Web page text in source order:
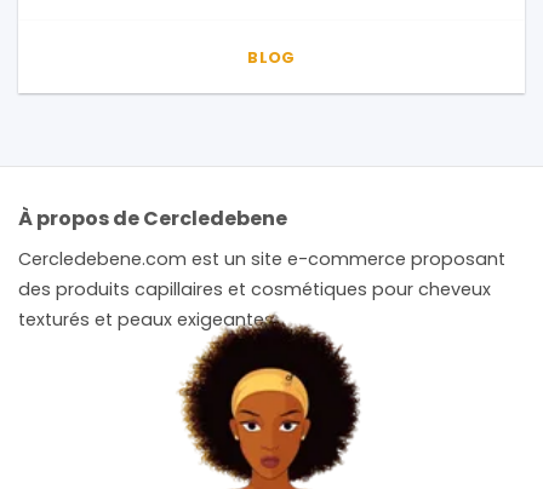
BLOG
À propos de Cercledebene
Cercledebene.com est un site e-commerce proposant
des produits capillaires et cosmétiques pour cheveux
texturés et peaux exigeantes.